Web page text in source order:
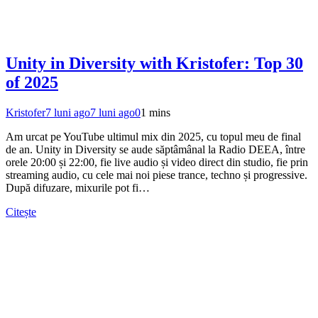
Unity in Diversity with Kristofer: Top 30
of 2025
Kristofer7 luni ago7 luni ago01 mins
Am urcat pe YouTube ultimul mix din 2025, cu topul meu de final
de an. Unity in Diversity se aude săptâmânal la Radio DEEA, între
orele 20:00 și 22:00, fie live audio și video direct din studio, fie prin
streaming audio, cu cele mai noi piese trance, techno și progressive.
După difuzare, mixurile pot fi…
Citește